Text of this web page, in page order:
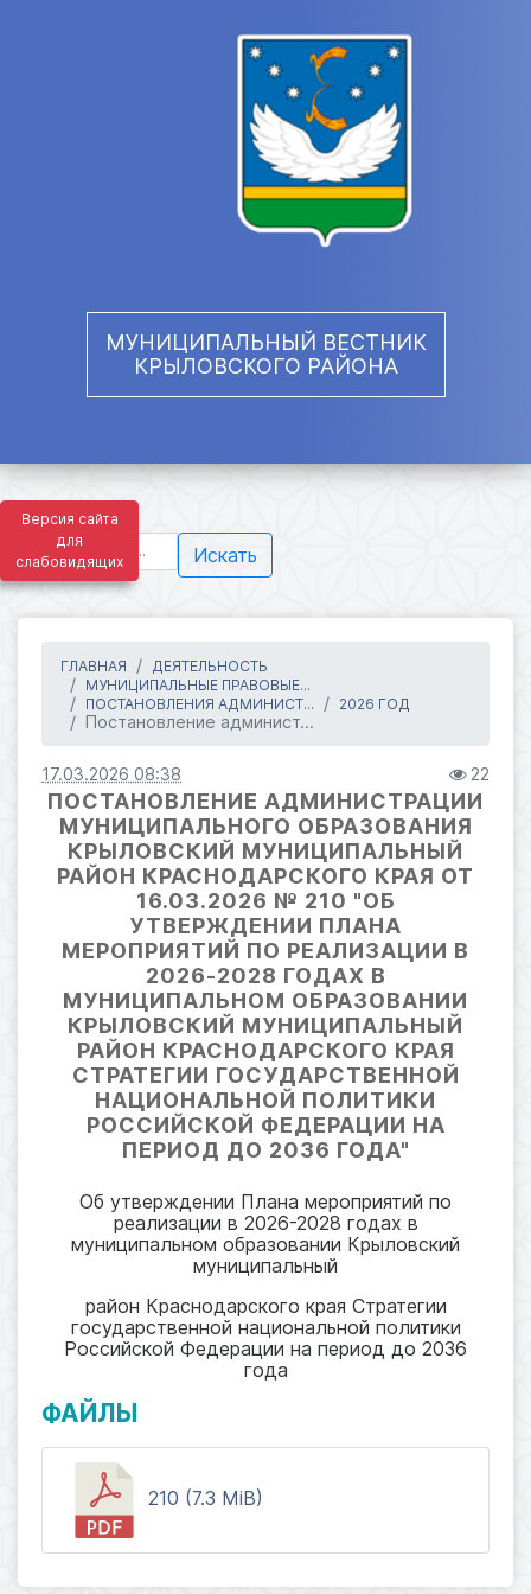
Версия сайта
для
слабовидящих
МУНИЦИПАЛЬНЫЙ ВЕСТНИК
КРЫЛОВСКОГО РАЙОНА
Искать
ГЛАВНАЯ
ДЕЯТЕЛЬНОСТЬ
МУНИЦИПАЛЬНЫЕ ПРАВОВЫЕ...
ПОСТАНОВЛЕНИЯ АДМИНИСТ...
2026 ГОД
Постановление админист...
17.03.2026 08:38 22
ПОСТАНОВЛЕНИЕ АДМИНИСТРАЦИИ
МУНИЦИПАЛЬНОГО ОБРАЗОВАНИЯ
КРЫЛОВСКИЙ МУНИЦИПАЛЬНЫЙ
РАЙОН КРАСНОДАРСКОГО КРАЯ ОТ
16.03.2026 № 210 "ОБ
УТВЕРЖДЕНИИ ПЛАНА
МЕРОПРИЯТИЙ ПО РЕАЛИЗАЦИИ В
2026-2028 ГОДАХ В
МУНИЦИПАЛЬНОМ ОБРАЗОВАНИИ
КРЫЛОВСКИЙ МУНИЦИПАЛЬНЫЙ
РАЙОН КРАСНОДАРСКОГО КРАЯ
СТРАТЕГИИ ГОСУДАРСТВЕННОЙ
НАЦИОНАЛЬНОЙ ПОЛИТИКИ
РОССИЙСКОЙ ФЕДЕРАЦИИ НА
ПЕРИОД ДО 2036 ГОДА"
Об утверждении Плана мероприятий по
реализации в 2026-2028 годах в
муниципальном образовании Крыловский
муниципальный
район Краснодарского края Стратегии
государственной национальной политики
Российской Федерации на период до 2036
года
ФАЙЛЫ
210 (7.3 MiB)